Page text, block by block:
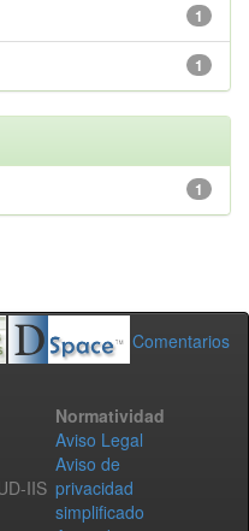
1
1
1
Comentarios
IIS
Normatividad
Aviso Legal
Aviso de
privacidad
simplificado